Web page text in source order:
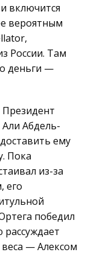
включится
вероятным
России. Там
деньги —
Президент
Абдель-
ему
Пока
из-за
его
победил
— Алексом